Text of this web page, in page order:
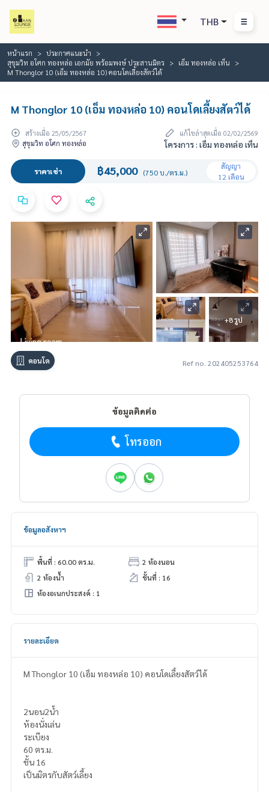
THB
หน้าแรก
ประกาศแนะนำ
สุขุมวิท อโศก ทองหล่อ เอกมัย พร้อมพงษ์ ประสานมิตร
เอ็ม ทองหล่อ เท็น
M Thonglor 10 (เอ็ม ทองหล่อ 10) คอนโดเลี้ยงสัตว์ได้
M Thonglor 10 (เอ็ม ทองหล่อ 10) คอนโดเลี้ยงสัตว์ได้
สร้างเมื่อ 25/05/2567
แก้ไขล่าสุดเมื่อ 02/02/2569
สุขุมวิท อโศก ทองหล่อ
โครงการ : เอ็ม ทองหล่อ เท็น
ราคาเช่า ฿45,000 (750 บ./ตร.ม.)
สัญญา
12 เดือน
+8 รูป
คอนโด Ref no. 202405253764
ข้อมูลติดต่อ
โทรออก
ข้อมูลอสังหาฯ
พื้นที่ : 60.00 ตร.ม.
2 ห้องนอน
2 ห้องน้ำ
ชั้นที่ : 16
ห้องอเนกประสงค์ : 1
รายละเอียด
M Thonglor 10 (เอ็ม ทองหล่อ 10) คอนโดเลี้ยงสัตว์ได้
2นอน2น้ำ
ห้องนั่งเล่น
ระเบียง
60 ตร.ม.
ชั้น 16
เป็นมิตรกับสัตว์เลี้ยง